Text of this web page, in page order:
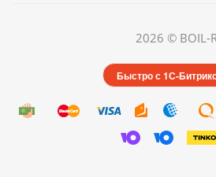
2026 © BOIL-R
Быстро с 1С-